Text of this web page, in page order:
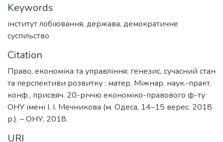
Keywords
інститут лобіювання, держава, демократичне
суспільство
Citation
Право, економіка та управління: генезис, сучасний стан
та перспективи розвитку : матер. Міжнар. наук.-практ.
конф., присвяч. 20-річчю економіко-правового ф-ту
ОНУ імені І. І. Мечникова (м. Одеса, 14–15 верес. 2018
р.). – ОНУ, 2018.
URI